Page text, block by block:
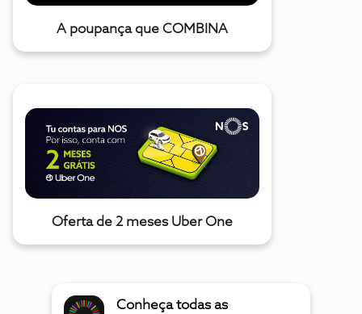
A poupança que COMBINA
Oferta de 2 meses Uber One
Conheça todas as